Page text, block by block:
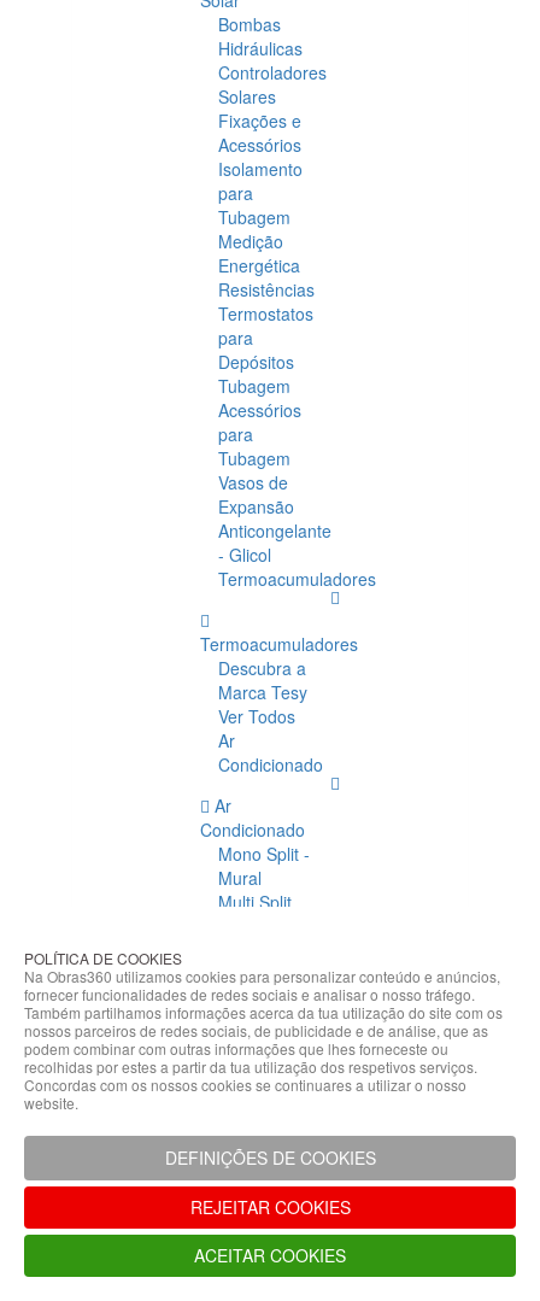
Bombas
Hidráulicas
Controladores
Solares
Fixações e
Acessórios
Isolamento
para
Tubagem
Medição
Energética
Resistências
Termostatos
para
Depósitos
Tubagem
Acessórios
para
Tubagem
Vasos de
Expansão
Anticongelante
- Glicol
Termoacumuladores
Termoacumuladores
Descubra a
Marca Tesy
Ver Todos
Ar
Condicionado
Ar
Condicionado
Mono Split -
Mural
Multi Split
Condicionado
Acessórios
Climatização
Acessórios
Climatização
Hidráulicas
Controladores
Fixações e
Acessórios
Isolamento
para
Tubagem
POLÍTICA DE COOKIES
Na Obras360 utilizamos cookies para personalizar conteúdo e anúncios,
fornecer funcionalidades de redes sociais e analisar o nosso tráfego.
Também partilhamos informações acerca da tua utilização do site com os
nossos parceiros de redes sociais, de publicidade e de análise, que as
podem combinar com outras informações que lhes forneceste ou
recolhidas por estes a partir da tua utilização dos respetivos serviços.
Concordas com os nossos cookies se continuares a utilizar o nosso
website.
DEFINIÇÕES DE COOKIES
REJEITAR COOKIES
ACEITAR COOKIES